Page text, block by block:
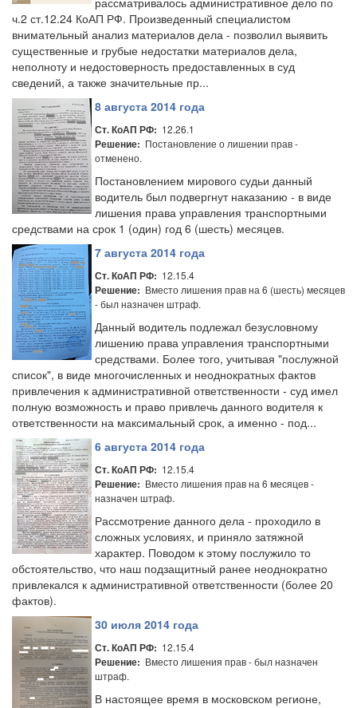
ч.2 ст.12.24 КоАП РФ. Произведенный специалистом
внимательный анализ материалов дела - позволил выявить
существенные и грубые недостатки материалов дела,
неполноту и недостоверность предоставленных в суд
сведений, а также значительные пр...
8 августа 2014 года
Ст. КоАП РФ: 12.26.1
Решение: Постановление о лишении прав -
отменено.
Постановлением мирового судьи данный
водитель был подвергнут наказанию - в виде
лишения права управления транспортными
средствами на срок 1 (один) год 6 (шесть) месяцев.
7 августа 2014 года
Ст. КоАП РФ: 12.15.4
Решение: Вместо лишения прав на 6 (шесть) месяцев
- был назначен штраф.
Данный водитель подлежал безусловному
лишению права управления транспортными
средствами. Более того, учитывая "послужной
список", в виде многочисленных и неоднократных фактов
привлечения к административной ответственности - суд имел
полную возможность и право привлечь данного водителя к
ответственности на максимальный срок, а именно - под...
6 августа 2014 года
Ст. КоАП РФ: 12.15.4
Решение: Вместо лишения прав на 6 месяцев -
назначен штраф.
Рассмотрение данного дела - проходило в
сложных условиях, и приняло затяжной
характер. Поводом к этому послужило то
обстоятельство, что наш подзащитный ранее неоднократно
привлекался к административной ответственности (более 20
фактов).
30 июля 2014 года
Ст. КоАП РФ: 12.15.4
Решение: Вместо лишения прав - был назначен
штраф.
В настоящее время в московском регионе,